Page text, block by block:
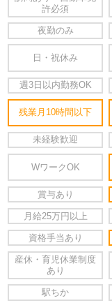
許必須
夜勤のみ
日・祝休み
週3日以内勤務OK
残業月10時間以下
未経験歓迎
WワークOK
賞与あり
月給25万円以上
資格手当あり
産休・育児休業制度
あり
駅ちか